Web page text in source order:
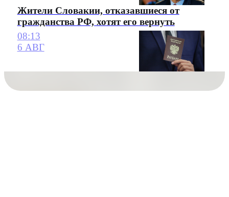
Жители Словакии, отказавшиеся от
гражданства РФ, хотят его вернуть
08:13
6 АВГ